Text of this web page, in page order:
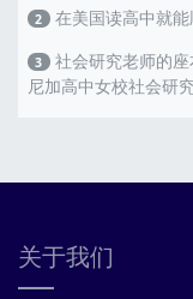
2 在美国读高中就能
3 社会研究老师的座
尼加高中女校社会研
关于我们